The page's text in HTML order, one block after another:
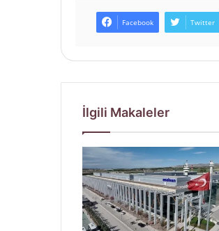
Facebook Twitter
İlgili Makaleler